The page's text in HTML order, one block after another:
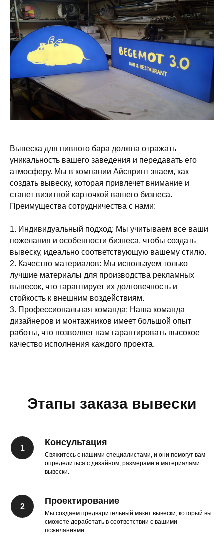
Вывеска для пивного бара должна отражать
уникальность вашего заведения и передавать его
атмосферу. Мы в компании Айспринт знаем, как
создать вывеску, которая привлечет внимание и
станет визитной карточкой вашего бизнеса.
Преимущества сотрудничества с нами:
1. Индивидуальный подход: Мы учитываем все ваши
пожелания и особенности бизнеса, чтобы создать
вывеску, идеально соответствующую вашему стилю.
2. Качество материалов: Мы используем только
лучшие материалы для производства рекламных
вывесок, что гарантирует их долговечность и
стойкость к внешним воздействиям.
3. Профессиональная команда: Наша команда
дизайнеров и монтажников имеет большой опыт
работы, что позволяет нам гарантировать высокое
качество исполнения каждого проекта.
Этапы заказа вывески
Консультация
Свяжитесь с нашими специалистами, и они помогут вам
определиться с дизайном, размерами и материалами
вывески.
Проектирование
Мы создаем предварительный макет вывески, который вы
сможете доработать в соответствии с вашими
пожеланиями.